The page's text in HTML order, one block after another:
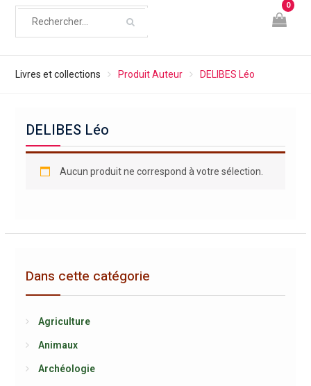
0
Livres et collections Produit Auteur DELIBES Léo
DELIBES Léo
Aucun produit ne correspond à votre sélection.
Dans cette catégorie
Agriculture
Animaux
Archéologie